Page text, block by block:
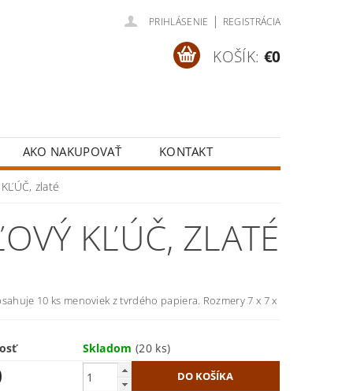
PRIHLÁSENIE | REGISTRÁCIA
KOŠÍK: €0
AKO NAKUPOVAŤ KONTAKT
zlaté
KĽÚČ, ZLATÉ
10 ks menoviek z tvrdého papiera. Rozmery 7 x 7 x
Skladom(20 ks)